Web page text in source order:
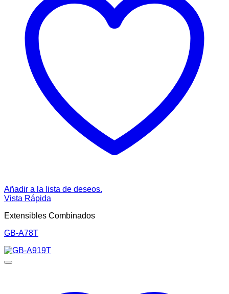
Añadir a la lista de deseos.
Vista Rápida
Extensibles Combinados
GB-A78T